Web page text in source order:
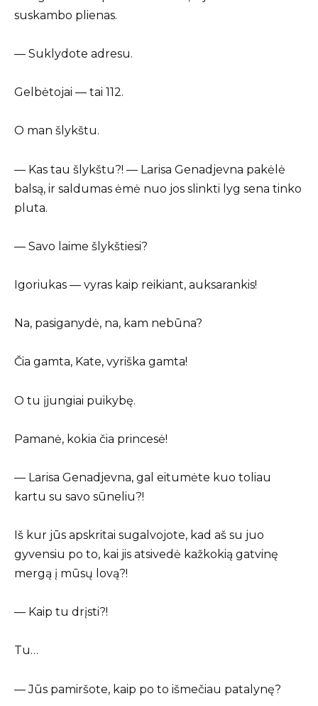
suskambo plienas.
— Suklydote adresu.
Gelbėtojai — tai 112.
O man šlykštu.
— Kas tau šlykštu?! — Larisa Genadjevna pakėlė
balsą, ir saldumas ėmė nuo jos slinkti lyg sena tinko
pluta.
— Savo laime šlykštiesi?
Igoriukas — vyras kaip reikiant, auksarankis!
Na, pasiganydė, na, kam nebūna?
Čia gamta, Kate, vyriška gamta!
O tu įjungiai puikybę.
Pamanė, kokia čia princesė!
— Larisa Genadjevna, gal eitumėte kuo toliau
kartu su savo sūneliu?!
Iš kur jūs apskritai sugalvojote, kad aš su juo
gyvensiu po to, kai jis atsivedė kažkokią gatvinę
mergą į mūsų lovą?!
— Kaip tu drįsti?!
Tu…
— Jūs pamiršote, kaip po to išmečiau patalynę?